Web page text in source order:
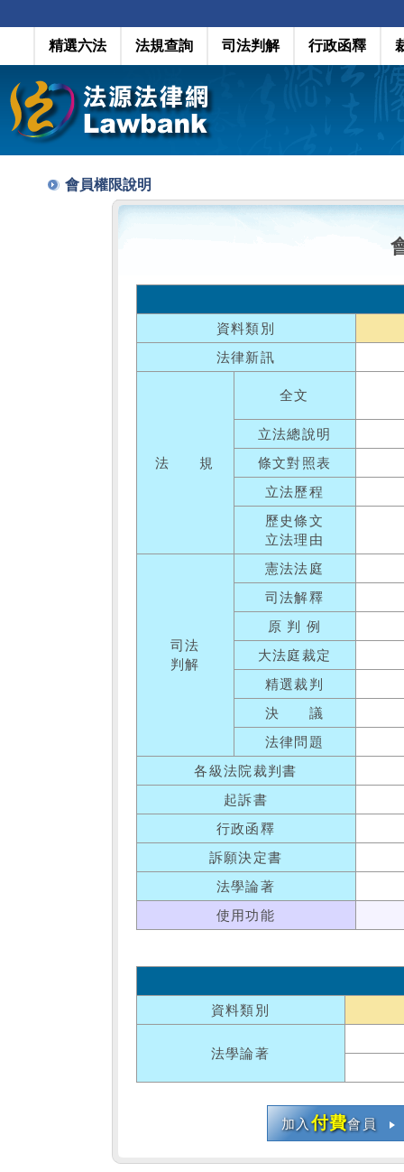
精選六法 法規查詢 司法判解 行政函釋
會員權限說明
資料類別
法律新訊
法 規
全文
立法總說明
條文對照表
立法歷程
歷史條文
立法理由
司法
判解
憲法法庭
司法解釋
原 判 例
大法庭裁定
精選裁判
決 議
法律問題
各級法院裁判書
起訴書
行政函釋
訴願決定書
法學論著
使用功能
資料類別
法學論著
加入付費會員